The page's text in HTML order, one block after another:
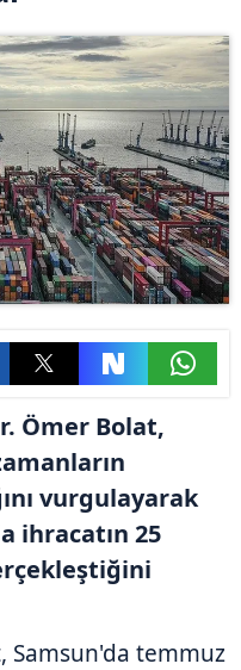
Ömer Bolat,
vurgulayarak
ihracatın 25
Samsun'da temmuz